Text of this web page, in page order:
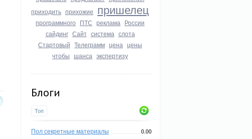
приходить прихожие пришелец
программного ПТС реклама России
сайдинг Сайт система слота
Стартовый Телеграмм цена цены
чтобы шанса экспертизу
Блоги
Топ
Пол секретные материалы 0.00